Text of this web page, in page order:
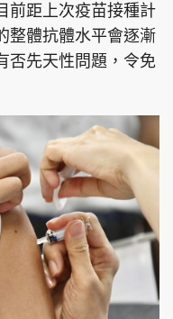
前距上次疫苗接種計
整體抗體水平會逐漸
否先天性問題，令免